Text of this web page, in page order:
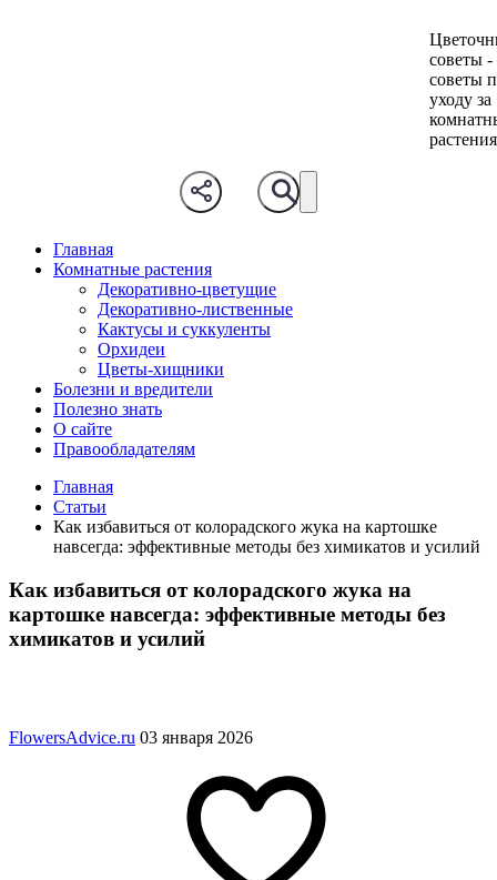
советы -
советы
уходу за
Главная
Комнатные растения
Декоративно-цветущие
Декоративно-лиственные
Кактусы и суккуленты
Орхидеи
Цветы-хищники
Болезни и вредители
Полезно знать
О сайте
Правообладателям
Главная
Статьи
Как избавиться от колорадского жука на картошке
навсегда: эффективные методы без химикатов и усилий
Как избавиться от колорадского жука на
картошке навсегда: эффективные методы без
химикатов и усилий
FlowersAdvice.ru 03 января 2026